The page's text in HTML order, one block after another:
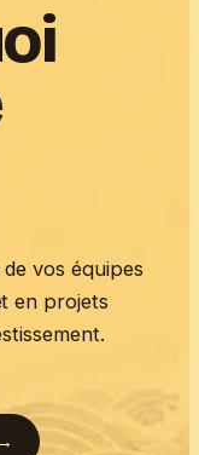
vos équipes
en projets
→